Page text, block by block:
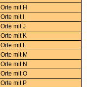
Orte mit H
Orte mit I
Orte mit J
Orte mit K
Orte mit L
Orte mit M
Orte mit N
Orte mit O
Orte mit P